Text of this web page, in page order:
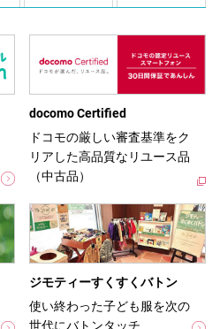
docomo Certified
ドコモの厳しい審査基準をク
リアした高品質なリユース品
（中古品）
ジモティーすくすくバトン
使い終わった子ども服を次の
世代にバトンタッチ